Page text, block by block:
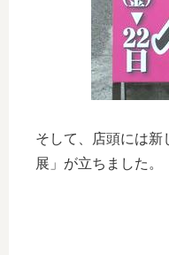
そして、店頭には新
展」が立ちました。